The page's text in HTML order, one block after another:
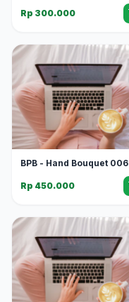
Rp 300.000
BPB - Hand Bouquet 006
Rp 450.000